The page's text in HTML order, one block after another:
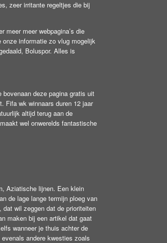
zeer irritante regeltjes die bij
meer meer webpagina’s die
onze informatie zo vlug mogelijk
Boluspor. Alles is
bovenaan deze pagina gratis uit
Fifa wk winnaars duren 12 jaar
altijd terug aan de
wel onwerelds fantastische
Aziatische lijnen. Een klein
de lage lange termijn ploeg van
wil zeggen dat de prioriteiten
maken bij een artikel dat gaat
wanneer je thuis achter de
andere kwesties zoals